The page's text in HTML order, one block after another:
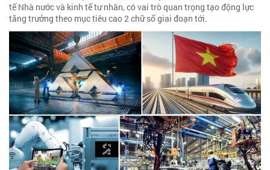
tế Nhà nước và kinh tế tư nhân, có vai trò quan trọng tạo động lực
tăng trưởng theo mục tiêu cao 2 chữ số giai đoạn tới.